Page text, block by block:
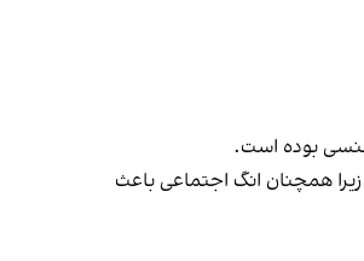
زیرا همچنان انگ اجتماعی باعث